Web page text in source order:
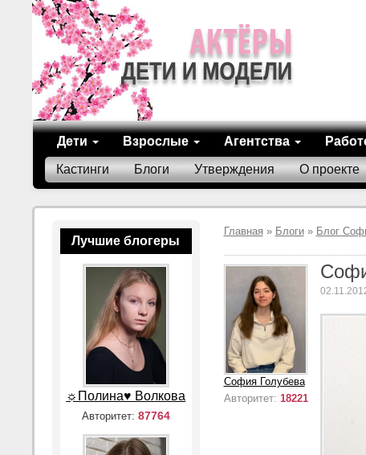
Дети Взрослые Агентства
Кастинги Блоги Утверждения О проекте
Главная » Блоги» Блог
София Голубева
Авторитет: 18221
Лучшие блогеры
☼Полина♥ Волкова
Авторитет: 87764